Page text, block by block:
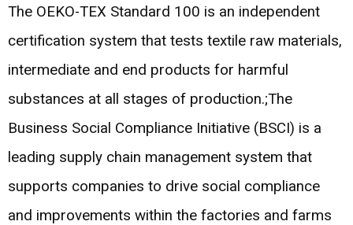
The OEKO-TEX Standard 100 is an independent
certification system that tests textile raw materials,
intermediate and end products for harmful
substances at all stages of production.;The
Business Social Compliance Initiative (BSCI) is a
leading supply chain management system that
supports companies to drive social compliance
and improvements within the factories and farms